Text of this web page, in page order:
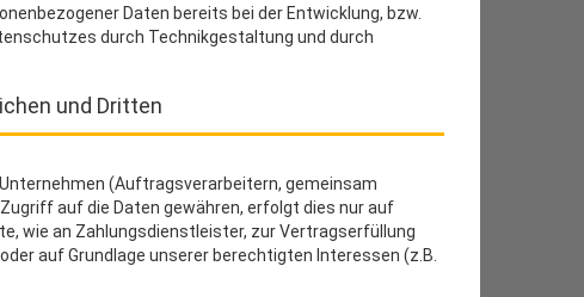
Daten bereits bei der Entwicklung, bzw.
durch Technikgestaltung und durch
und Dritten
(Auftragsverarbeitern, gemeinsam
auf die Daten gewähren, erfolgt dies nur auf
wie an Zahlungsdienstleister, zur Vertragserfüllung
auf Grundlage unserer berechtigten Interessen (z.B.